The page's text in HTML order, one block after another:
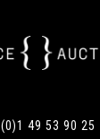
49 53 90 25